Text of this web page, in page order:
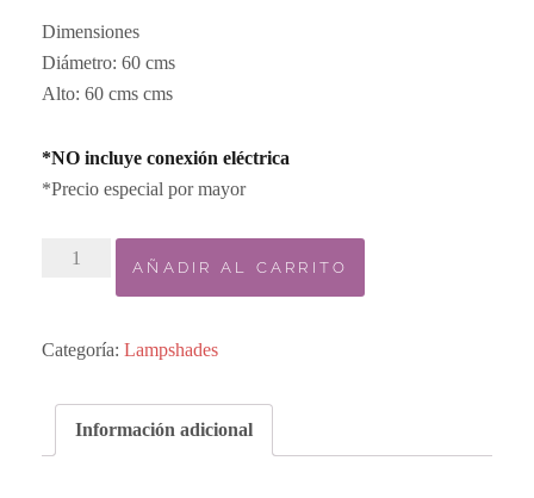
Dimensiones
Diámetro: 60 cms
Alto: 60 cms cms
*NO incluye conexión eléctrica
*Precio especial por mayor
Elegance
AÑADIR AL CARRITO
Categoría: Lampshades
Información adicional